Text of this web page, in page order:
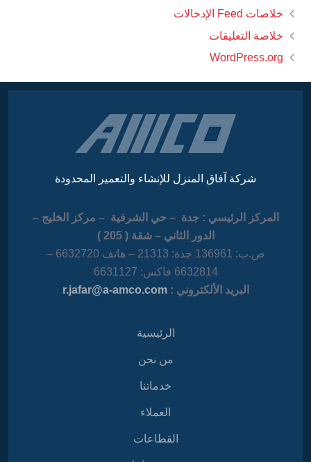
خلاصات Feed الإدخالات
خلاصة التعليقات
WordPress.org
شركة آفاق المنزل للإنشاء والتعمير المحدودة
المركز الرئيسي : جدة – حي الشرفية – مركز الخليج –
الدور الثاني – شقة ( 205 )
ص.ب: 136961 جدة: 21313 – هاتف 6632720 –
6632814 فاكس: 6631127
البريد الألكتروني :r.jafar@a-amco.com
الرئيسية
من نحن
خدماتنا
العملاء
القطاعات